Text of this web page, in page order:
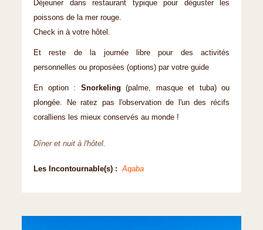
Déjeuner dans restaurant typique pour déguster les
poissons de la mer rouge.
Check in à votre hôtel.
Et reste de la journée libre pour des activités
personnelles ou proposées (options) par votre guide
En option : Snorkeling (palme, masque et tuba) ou
plongée. Ne ratez pas l'observation de l'un des récifs
coralliens les mieux conservés au monde !
Dîner et nuit à l'hôtel.
Les Incontournable(s) : Aqaba